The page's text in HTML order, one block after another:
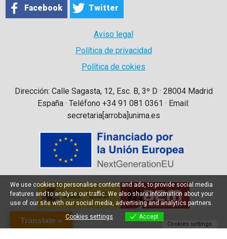
Facebook Twitter
Aviso legal
Política de privacidad
Política de cokies
Dirección: Calle Sagasta, 12, Esc. B, 3º D · 28004 Madrid
España · Teléfono +34 91 081 0361 · Email:
secretaria[arroba]unima.es
Translate »
We use cookies to personalise content and ads, to provide social media
features and to analyse our traffic. We also share information about your
use of our site with our social media, advertising and analytics partners.
Cookies settings
Accept
Cookies settings